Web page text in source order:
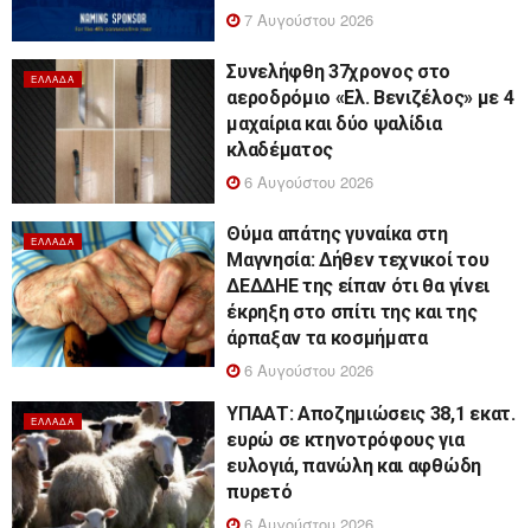
7 Αυγούστου 2026
ΕΛΛΆΔΑ
Συνελήφθη 37χρονος στο
αεροδρόμιο «Ελ. Βενιζέλος» με 4
μαχαίρια και δύο ψαλίδια
κλαδέματος
6 Αυγούστου 2026
ΕΛΛΆΔΑ
Θύμα απάτης γυναίκα στη
Μαγνησία: Δήθεν τεχνικοί του
ΔΕΔΔΗΕ της είπαν ότι θα γίνει
έκρηξη στο σπίτι της και της
άρπαξαν τα κοσμήματα
6 Αυγούστου 2026
ΕΛΛΆΔΑ
ΥΠΑΑΤ: Αποζημιώσεις 38,1 εκατ.
ευρώ σε κτηνοτρόφους για
ευλογιά, πανώλη και αφθώδη
πυρετό